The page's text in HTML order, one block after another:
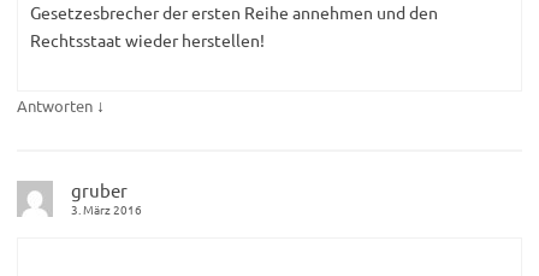
Gesetzesbrecher der ersten Reihe annehmen und den
Rechtsstaat wieder herstellen!
Antworten ↓
gruber
3. März 2016